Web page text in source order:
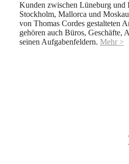
Kunden zwischen Lüneburg und
Stockholm, Mallorca und
von Thomas Cordes gestalteten
gehören auch Büros, Geschäfte,
seinen Aufgabenfeldern. Mehr >